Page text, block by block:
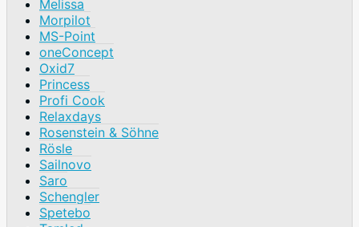
Melissa
Morpilot
MS-Point
oneConcept
Oxid7
Princess
Profi Cook
Relaxdays
Rosenstein & Söhne
Rösle
Sailnovo
Saro
Schengler
Spetebo